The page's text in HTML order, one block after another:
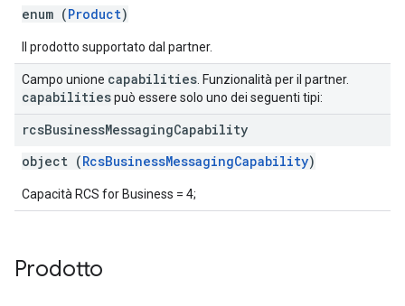
enum (Product)
Il prodotto supportato dal partner.
Campo unione capabilities . Funzionalità per il partner.
capabilitiespuò essere solo uno dei seguenti tipi:
rcsBusinessMessagingCapability
object (RcsBusinessMessagingCapability)
Capacità RCS for Business = 4;
Prodotto